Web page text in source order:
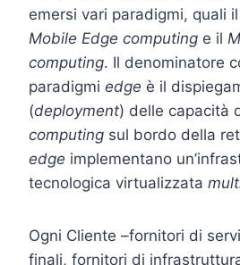
emersi vari paradigmi, quali il
Mobile Edge computing e il
computing. Il denominatore
paradigmi edge è il
(deployment) delle capacità
computing sul bordo della
edge implementano
tecnologica virtualizzata
Ogni Cliente –fornitori di
finali, fornitori di